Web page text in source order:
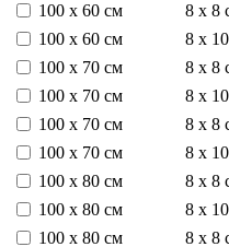
100 х 60 см
8 х 8
100 х 60 см
8 х
100 х 70 см
8 х 8
100 х 70 см
8 х
100 х 70 см
8 х 8
100 х 70 см
8 х
100 х 80 см
8 х 8
100 х 80 см
8 х
100 х 80 см
8 х 8